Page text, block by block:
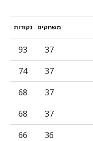
משחקים נקודות
37
93
37
74
37
68
37
68
36
66